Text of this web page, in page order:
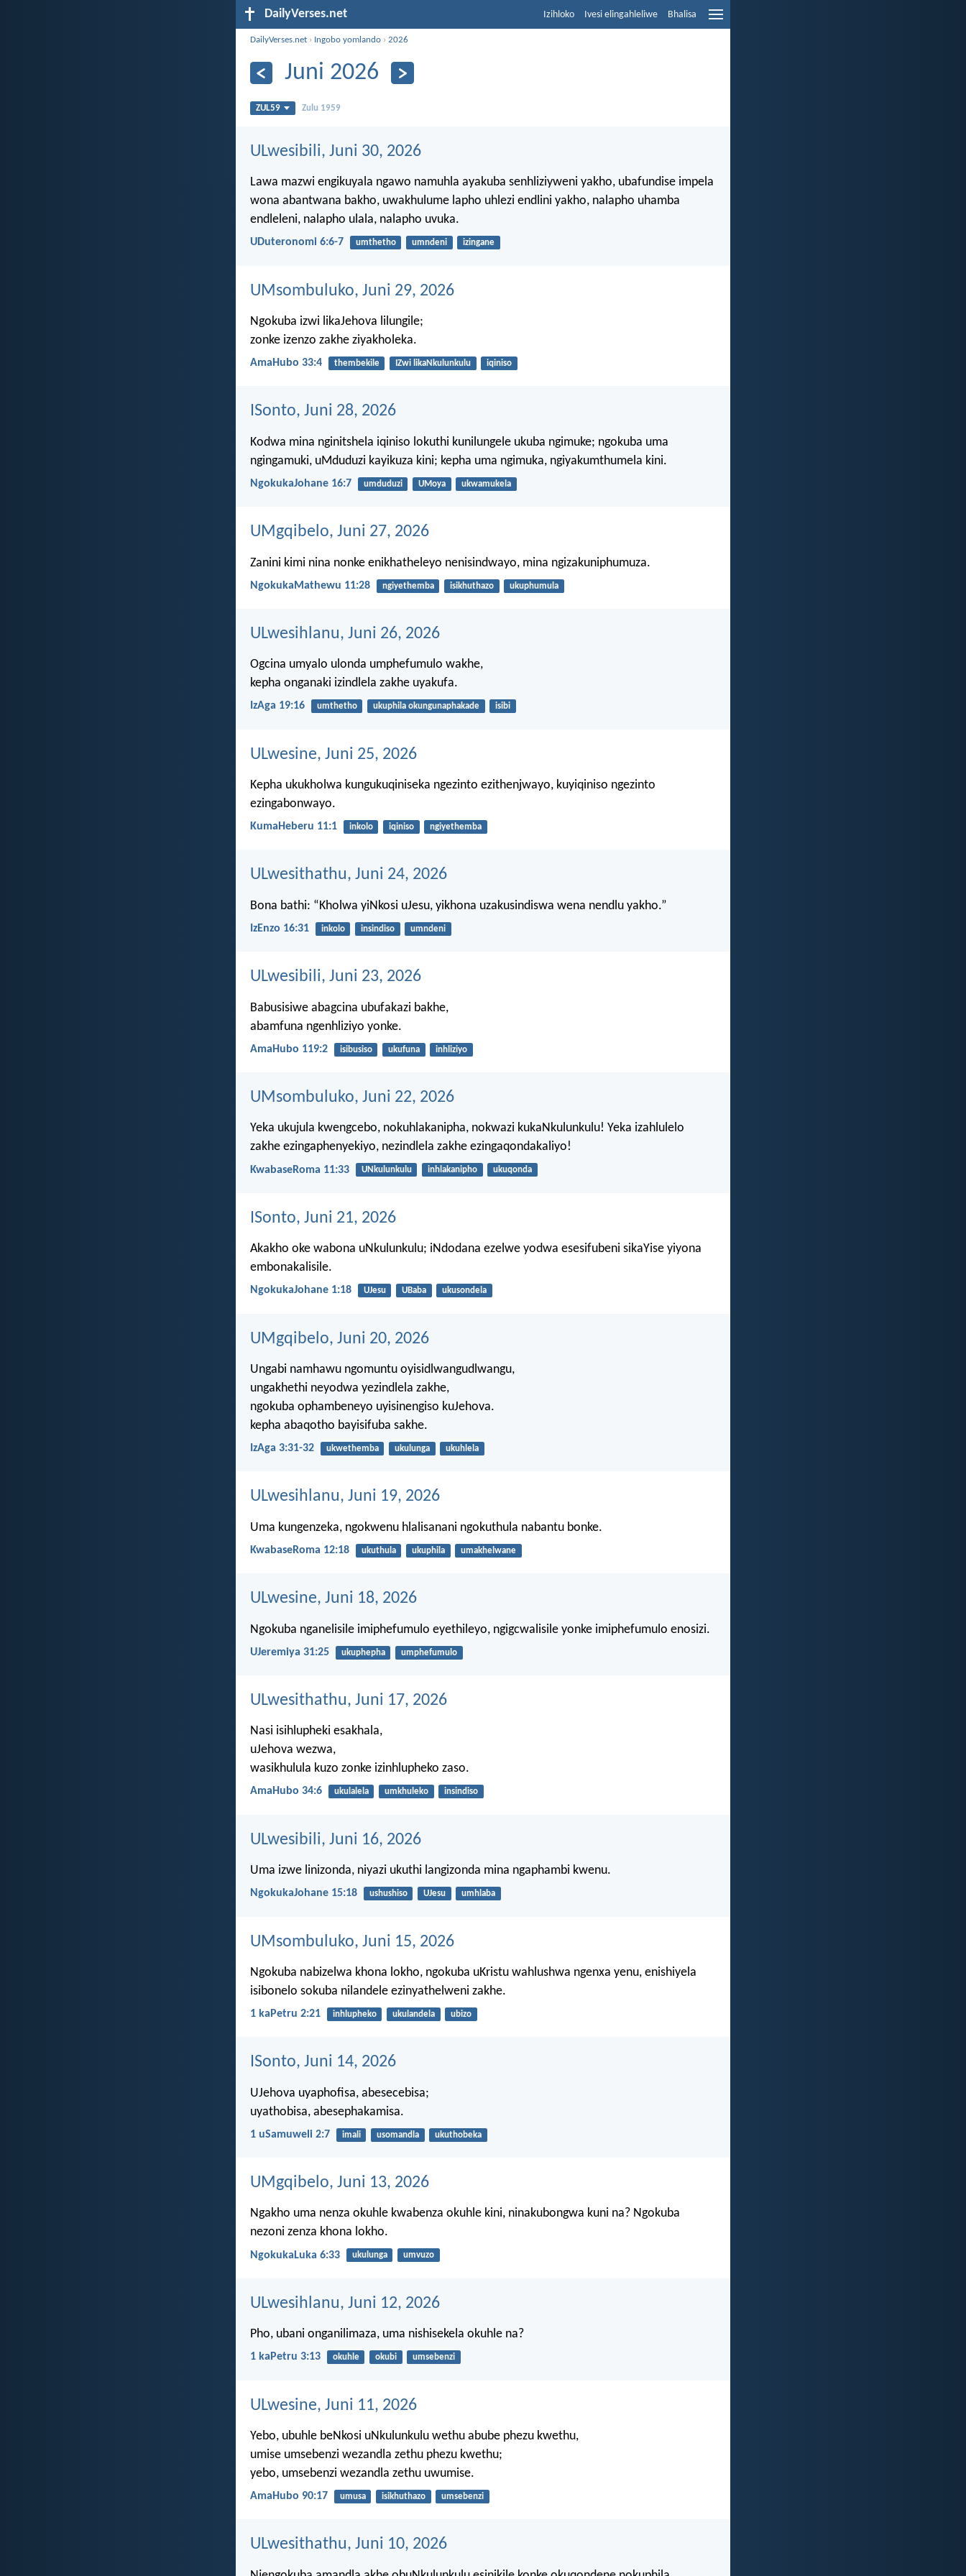
DailyVerses.net Izihloko Ivesi elingahleliwe Bhalisa
DailyVerses.net › Ingobo yomlando ›2026
Juni 2026
ZUL59 Zulu 1959
ULwesibili, Juni 30, 2026
Lawa mazwi engikuyala ngawo namuhla ayakuba senhliziyweni yakho, ubafundise impela
wona abantwana bakho, uwakhulume lapho uhlezi endlini yakho, nalapho uhamba
endleleni, nalapho ulala, nalapho uvuka.
UDuteronomi 6:6-7 umthetho umndeni izingane
UMsombuluko, Juni 29, 2026
Ngokuba izwi likaJehova lilungile;
zonke izenzo zakhe ziyakholeka.
AmaHubo 33:4 thembekile IZwi likaNkulunkulu iqiniso
ISonto, Juni 28, 2026
Kodwa mina nginitshela iqiniso lokuthi kunilungele ukuba ngimuke; ngokuba uma
ngingamuki, uMduduzi kayikuza kini; kepha uma ngimuka, ngiyakumthumela kini.
NgokukaJohane 16:7 umduduzi UMoya ukwamukela
UMgqibelo, Juni 27, 2026
Zanini kimi nina nonke enikhatheleyo nenisindwayo, mina ngizakuniphumuza.
NgokukaMathewu 11:28 ngiyethemba isikhuthazo ukuphumula
ULwesihlanu, Juni 26, 2026
Ogcina umyalo ulonda umphefumulo wakhe,
kepha onganaki izindlela zakhe uyakufa.
IzAga 19:16 umthetho ukuphila okungunaphakade isibi
ULwesine, Juni 25, 2026
Kepha ukukholwa kungukuqiniseka ngezinto ezithenjwayo, kuyiqiniso ngezinto
ezingabonwayo.
KumaHeberu 11:1 inkolo iqiniso ngiyethemba
ULwesithathu, Juni 24, 2026
Bona bathi: “Kholwa yiNkosi uJesu, yikhona uzakusindiswa wena nendlu yakho.”
IzEnzo 16:31 inkolo insindiso umndeni
ULwesibili, Juni 23, 2026
Babusisiwe abagcina ubufakazi bakhe,
abamfuna ngenhliziyo yonke.
AmaHubo 119:2 isibusiso ukufuna inhliziyo
UMsombuluko, Juni 22, 2026
Yeka ukujula kwengcebo, nokuhlakanipha, nokwazi kukaNkulunkulu! Yeka izahlulelo
zakhe ezingaphenyekiyo, nezindlela zakhe ezingaqondakaliyo!
KwabaseRoma 11:33 UNkulunkulu inhlakanipho ukuqonda
ISonto, Juni 21, 2026
Akakho oke wabona uNkulunkulu; iNdodana ezelwe yodwa esesifubeni sikaYise yiyona
embonakalisile.
NgokukaJohane 1:18 UJesu UBaba ukusondela
UMgqibelo, Juni 20, 2026
Ungabi namhawu ngomuntu oyisidlwangudlwangu,
ungakhethi neyodwa yezindlela zakhe,
ngokuba ophambeneyo uyisinengiso kuJehova.
kepha abaqotho bayisifuba sakhe.
IzAga 3:31-32 ukwethemba ukulunga ukuhlela
ULwesihlanu, Juni 19, 2026
Uma kungenzeka, ngokwenu hlalisanani ngokuthula nabantu bonke.
KwabaseRoma 12:18 ukuthula ukuphila umakhelwane
ULwesine, Juni 18, 2026
Ngokuba nganelisile imiphefumulo eyethileyo, ngigcwalisile yonke imiphefumulo enosizi.
UJeremiya 31:25 ukuphepha umphefumulo
ULwesithathu, Juni 17, 2026
Nasi isihlupheki esakhala,
uJehova wezwa,
wasikhulula kuzo zonke izinhlupheko zaso.
AmaHubo 34:6 ukulalela umkhuleko insindiso
ULwesibili, Juni 16, 2026
Uma izwe linizonda, niyazi ukuthi langizonda mina ngaphambi kwenu.
NgokukaJohane 15:18 ushushiso UJesu umhlaba
UMsombuluko, Juni 15, 2026
Ngokuba nabizelwa khona lokho, ngokuba uKristu wahlushwa ngenxa yenu, enishiyela
isibonelo sokuba nilandele ezinyathelweni zakhe.
1 kaPetru 2:21 inhlupheko ukulandela ubizo
ISonto, Juni 14, 2026
UJehova uyaphofisa, abesecebisa;
uyathobisa, abesephakamisa.
1 uSamuweli 2:7 imali usomandla ukuthobeka
UMgqibelo, Juni 13, 2026
Ngakho uma nenza okuhle kwabenza okuhle kini, ninakubongwa kuni na? Ngokuba
nezoni zenza khona lokho.
NgokukaLuka 6:33 ukulunga umvuzo
ULwesihlanu, Juni 12, 2026
Pho, ubani onganilimaza, uma nishisekela okuhle na?
1 kaPetru 3:13 okuhle okubi umsebenzi
ULwesine, Juni 11, 2026
Yebo, ubuhle beNkosi uNkulunkulu wethu abube phezu kwethu,
umise umsebenzi wezandla zethu phezu kwethu;
yebo, umsebenzi wezandla zethu uwumise.
AmaHubo 90:17 umusa isikhuthazo umsebenzi
ULwesithathu, Juni 10, 2026